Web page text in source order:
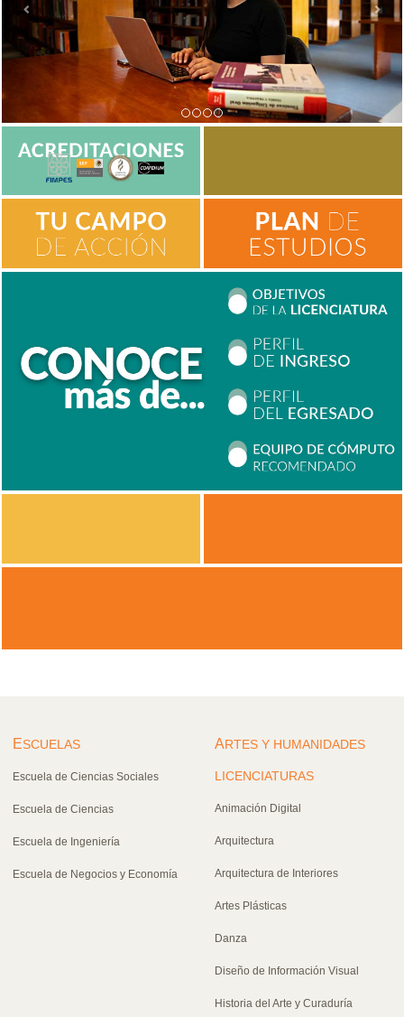
ESCUELAS
Escuela de Ciencias Sociales
Escuela de Ciencias
Escuela de Ingeniería
Escuela de Negocios y Economía
ARTES Y HUMANIDADES
LICENCIATURAS
Animación Digital
Arquitectura
Arquitectura de Interiores
Artes Plásticas
Danza
Diseño de Información Visual
Historia del Arte y Curaduría